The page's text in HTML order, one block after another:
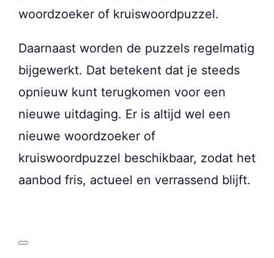
woordzoeker of kruiswoordpuzzel.
Daarnaast worden de puzzels regelmatig
bijgewerkt. Dat betekent dat je steeds
opnieuw kunt terugkomen voor een
nieuwe uitdaging. Er is altijd wel een
nieuwe woordzoeker of
kruiswoordpuzzel beschikbaar, zodat het
aanbod fris, actueel en verrassend blijft.